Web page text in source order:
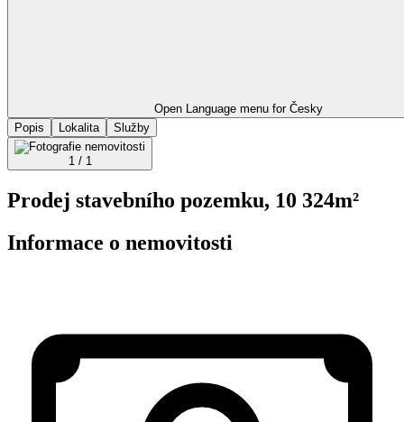
Open Language menu for Česky
Popis
Lokalita Služby
1 / 1
Prodej stavebního pozemku, 10 324m²
Informace o nemovitosti